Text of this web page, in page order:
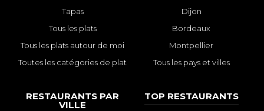
Tapas
Tous les plats
Tous les plats autour de moi
Toutes les catégories de plat
Dijon
Bordeaux
Montpellier
Tous les pays et villes
RESTAURANTS PAR
VILLE
TOP RESTAURANTS